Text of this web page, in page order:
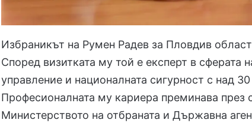
Избраникът на Румен Радев за Пловдив
Според визитката му той е експерт в сферата
управление и националната сигурност с над
Професионалната му кариера преминава през
Министерството на отбраната и Държавна